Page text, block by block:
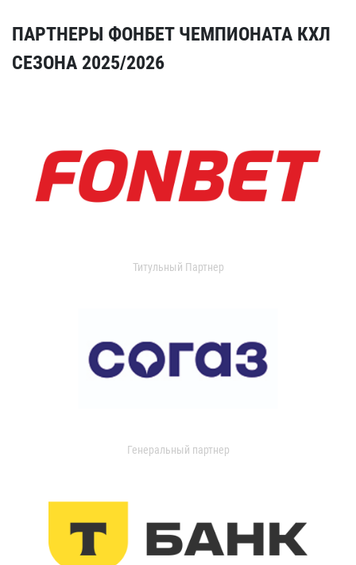
ПАРТНЕРЫ ФОНБЕТ ЧЕМПИОНАТА КХЛ
СЕЗОНА 2025/2026
Титульный Партнер
Генеральный партнер